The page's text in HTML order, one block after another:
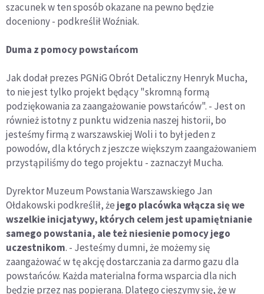
szacunek w ten sposób okazane na pewno będzie
doceniony - podkreślił Woźniak.
Duma z pomocy powstańcom
Jak dodał prezes PGNiG Obrót Detaliczny Henryk Mucha,
to nie jest tylko projekt będący "skromną formą
podziękowania za zaangażowanie powstańców". - Jest on
również istotny z punktu widzenia naszej historii, bo
jesteśmy firmą z warszawskiej Woli i to był jeden z
powodów, dla których z jeszcze większym zaangażowaniem
przystąpiliśmy do tego projektu - zaznaczył Mucha.
Dyrektor Muzeum Powstania Warszawskiego Jan
Ołdakowski podkreślił, że jego placówka włącza się we
wszelkie inicjatywy, których celem jest upamiętnianie
samego powstania, ale też niesienie pomocy jego
uczestnikom. - Jesteśmy dumni, że możemy się
zaangażować w tę akcję dostarczania za darmo gazu dla
powstańców. Każda materialna forma wsparcia dla nich
będzie przez nas popierana. Dlatego cieszymy się, że w